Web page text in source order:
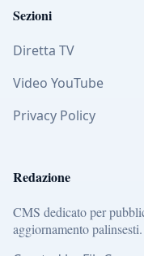
Sezioni
Diretta TV
Video YouTube
Privacy Policy
Redazione
CMS dedicato per
aggiornamento palinsesti.